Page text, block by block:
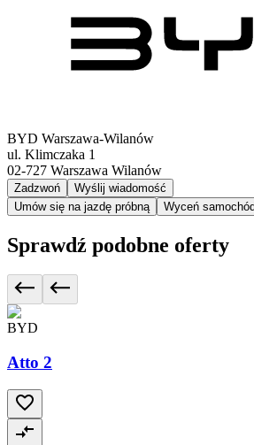
BYD Warszawa-Wilanów
ul. Klimczaka 1
02-727 Warszawa Wilanów
Zadzwoń
Wyślij wiadomość
Umów się na jazdę próbną
Wyceń
Sprawdź podobne oferty
BYD
Atto 2